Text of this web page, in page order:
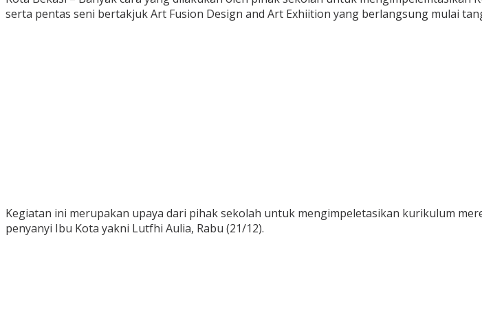
serta pentas seni bertakjuk Art Fusion Design and Art Exhiition yang berlangsung mulai
Kegiatan ini merupakan upaya dari pihak sekolah untuk mengimpeletasikan kurikulum
penyanyi Ibu Kota yakni Lutfhi Aulia, Rabu (21/12).